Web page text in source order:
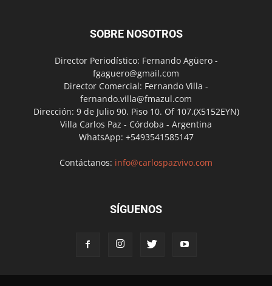
SOBRE NOSOTROS
Director Periodístico: Fernando Agüero -
fgaguero@gmail.com
Director Comercial: Fernando Villa -
fernando.villa@fmazul.com
Dirección: 9 de Julio 90. Piso 10. Of 107.(X5152EYN)
Villa Carlos Paz - Córdoba - Argentina
WhatsApp: +5493541585147
Contáctanos: info@carlospazvivo.com
SÍGUENOS